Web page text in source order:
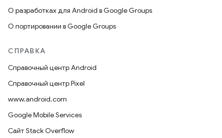
О разработках для Android в Google Groups
О портировании в Google Groups
СПРАВКА
Справочный центр Android
Справочный центр Pixel
www.android.com
Google Mobile Services
Сайт Stack Overflow